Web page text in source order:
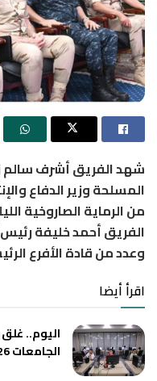
شهد الفريق أشرف سالم
المسلحة وزير الدفاع
من الرماية الصاروخية
الفريق أحمد خليفة
وعدد من قادة الأفرع
اقرأ أيضا
اليوم..
الجامعات 2026 والفرصة الأخيرة للتسجيل